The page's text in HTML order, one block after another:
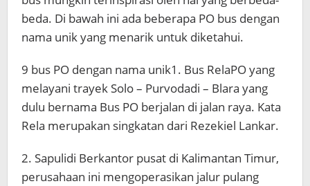
beda. Di bawah ini ada beberapa PO bus dengan
nama unik yang menarik untuk diketahui.
9 bus PO dengan nama unik1. Bus RelaPO yang
melayani trayek Solo – Purvodadi – Blara yang
dulu bernama Bus PO berjalan di jalan raya. Kata
Rela merupakan singkatan dari Rezekiel Lankar.
2. Sapulidi Berkantor pusat di Kalimantan Timur,
perusahaan ini mengoperasikan jalur pulang